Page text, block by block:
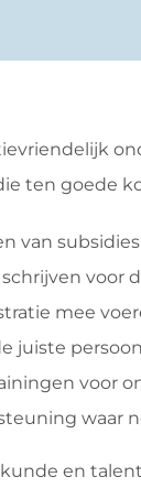
ten goede
van subsidies
voor
mee
juiste
voor
waar
en